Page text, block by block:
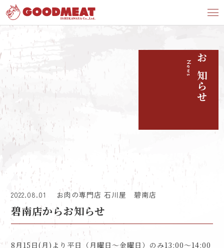
Home » お知らせ » お肉の専門店 石川屋
お知らせ
お知らせ
News
2022.08.01 お肉の専門店 石川屋碧南店
碧南店からお知らせ
8月15日(月)より平日（月曜日～金曜日）のみ13:00～14:00